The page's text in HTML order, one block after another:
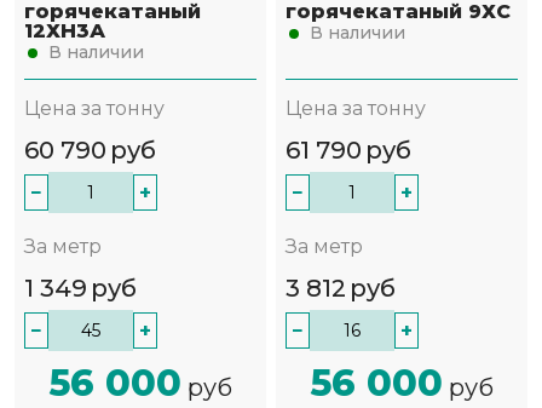
горячекатаный
12ХН3А
В наличии
Цена за тонну
60 790 руб
− +
За метр
1 349 руб
− +
56 000 руб
горячекатаный 9ХС
В наличии
Цена за тонну
61 790 руб
− +
За метр
3 812 руб
− +
56 000 руб